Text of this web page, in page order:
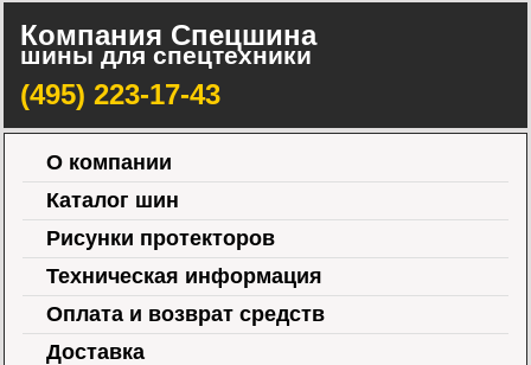
Компания Спецшина
шины для спецтехники
(495) 223-17-43
О компании
Каталог шин
Рисунки протекторов
Техническая информация
Оплата и возврат средств
Доставка